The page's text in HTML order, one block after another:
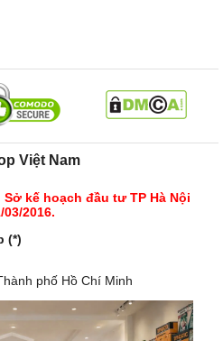
Việt Nam
kế hoạch đầu tư TP Hà Nội
2016.
(*)
phố Hồ Chí Minh